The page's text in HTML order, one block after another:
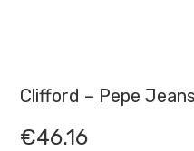
Clifford – Pepe
€46.16